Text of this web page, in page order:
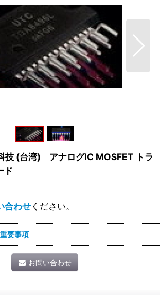
技 (台湾) アナログIC MOSFET トラ
ド
合わせください。
要事項
お問い合わせ